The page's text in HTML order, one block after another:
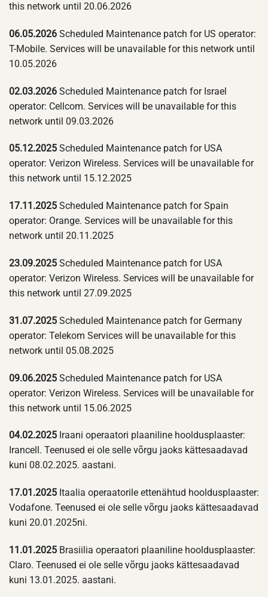
this network until 20.06.2026
06.05.2026 Scheduled Maintenance patch for US operator:
T-Mobile. Services will be unavailable for this network until
10.05.2026
02.03.2026 Scheduled Maintenance patch for Israel
operator: Cellcom. Services will be unavailable for this
network until 09.03.2026
05.12.2025 Scheduled Maintenance patch for USA
operator: Verizon Wireless. Services will be unavailable for
this network until 15.12.2025
17.11.2025 Scheduled Maintenance patch for Spain
operator: Orange. Services will be unavailable for this
network until 20.11.2025
23.09.2025 Scheduled Maintenance patch for USA
operator: Verizon Wireless. Services will be unavailable for
this network until 27.09.2025
31.07.2025 Scheduled Maintenance patch for Germany
operator: Telekom Services will be unavailable for this
network until 05.08.2025
09.06.2025 Scheduled Maintenance patch for USA
operator: Verizon Wireless. Services will be unavailable for
this network until 15.06.2025
04.02.2025 Iraani operaatori plaaniline hooldusplaaster:
Irancell. Teenused ei ole selle võrgu jaoks kättesaadavad
kuni 08.02.2025. aastani.
17.01.2025 Itaalia operaatorile ettenähtud hooldusplaaster:
Vodafone. Teenused ei ole selle võrgu jaoks kättesaadavad
kuni 20.01.2025ni.
11.01.2025 Brasiilia operaatori plaaniline hooldusplaaster:
Claro. Teenused ei ole selle võrgu jaoks kättesaadavad
kuni 13.01.2025. aastani.